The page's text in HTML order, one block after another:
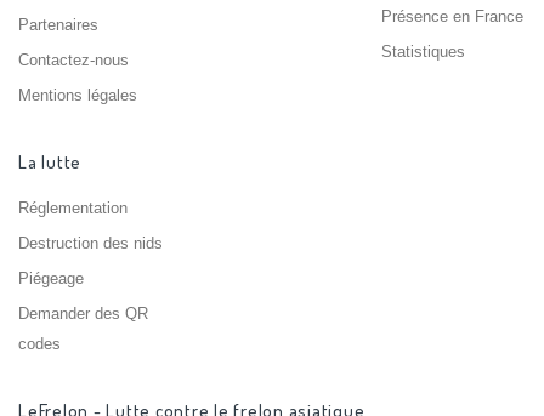
Partenaires
Contactez-nous
Mentions légales
Présence en France
Statistiques
La lutte
Réglementation
Destruction des nids
Piégeage
Demander des QR
codes
LeFrelon - Lutte contre le frelon asiatique